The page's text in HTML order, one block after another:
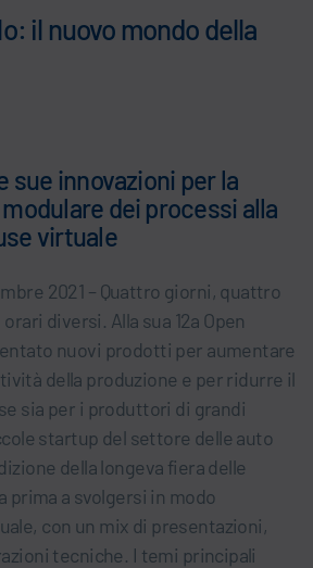
il nuovo mondo della
sue innovazioni per la
dei processi alla
virtuale
2021 – Quattro giorni, quattro
diversi. Alla sua 12a Open
nuovi prodotti per aumentare
della produzione e per ridurre il
sia per i produttori di grandi
startup del settore delle auto
della longeva fiera delle
prima a svolgersi in modo
con un mix di presentazioni,
tecniche. I temi principali